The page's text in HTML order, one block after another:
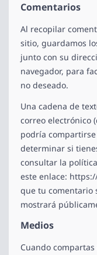
Comentarios
Al recopilar
sitio, guardamos
junto con su
navegador, para
no deseado.
Una cadena de
correo electrónico
podría
determinar si
consultar la
este enlace:
que tu comentario
mostrará
Medios
Cuando